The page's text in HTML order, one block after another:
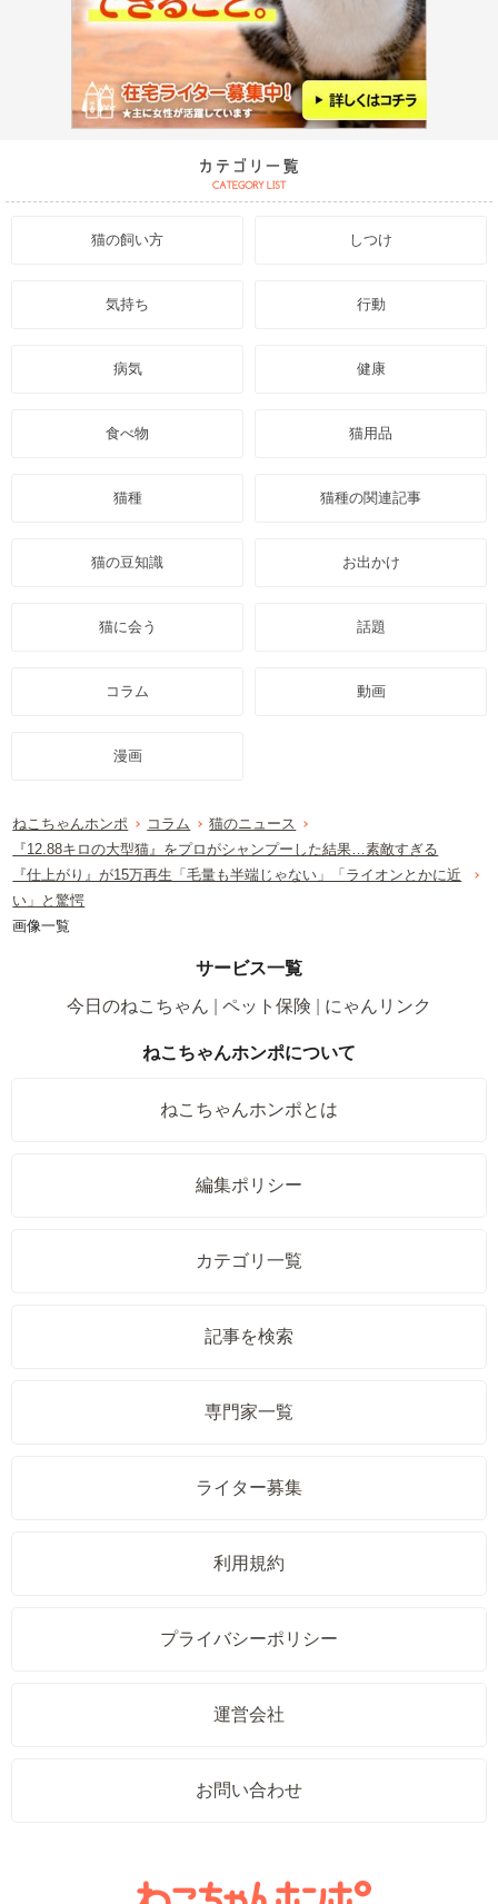
猫の飼い方 しつけ
気持ち 行動
病気 健康
食べ物 猫用品
猫種 猫種の関連記事
猫の豆知識 お出かけ
猫に会う 話題
コラム 動画
漫画
ねこちゃんホンポ コラム
猫のニュース
『12.88キロの大型猫』をプロがシャンプーした結果…素敵すぎる
『仕上がり』が15万再生「毛量も半端じゃない」「ライオンとかに近
い」と驚愕
画像一覧
サービス一覧
今日のねこちゃん
ペット保険 にゃんリンク
ねこちゃんホンポについて
ねこちゃんホンポとは
編集ポリシー
カテゴリ一覧
記事を検索
専門家一覧
ライター募集
利用規約
プライバシーポリシー
運営会社
お問い合わせ